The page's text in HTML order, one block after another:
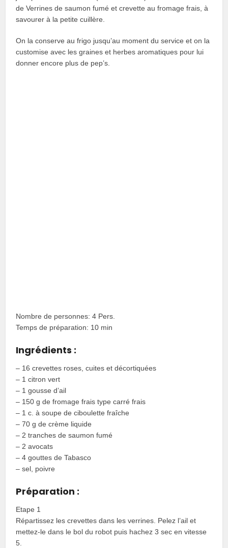
de Verrines de saumon fumé et crevette au fromage frais, à
savourer à la petite cuillère.
On la conserve au frigo jusqu’au moment du service et on la
customise avec les graines et herbes aromatiques pour lui
donner encore plus de pep’s.
Nombre de personnes: 4 Pers.
Temps de préparation: 10 min
Ingrédients :
– 16 crevettes roses, cuites et décortiquées
– 1 citron vert
– 1 gousse d’ail
– 150 g de fromage frais type carré frais
– 1 c. à soupe de ciboulette fraîche
– 70 g de crème liquide
– 2 tranches de saumon fumé
– 2 avocats
– 4 gouttes de Tabasco
– sel, poivre
Préparation :
Etape 1
Répartissez les crevettes dans les verrines. Pelez l’ail et
mettez-le dans le bol du robot puis hachez 3 sec en vitesse
5.